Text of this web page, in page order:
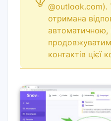
отримана
автоматичною,
контактів цієї